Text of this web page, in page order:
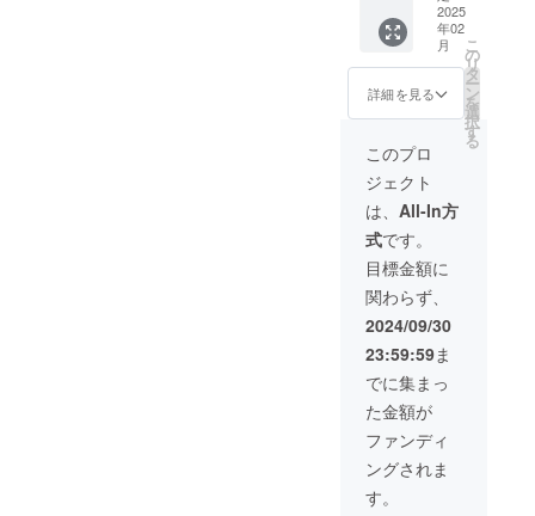
スにお
送りい
たしま
ト(デー
タ)を5
枚記載
されて
いる
スにお
たしま
す。 脚
本デー
タを提
供 ・脚
本(決定
稿)の
PDF
を記載
されて
いる
メール
アドレ
スにお
送りい
や企業
名も
可。 ・
文字の
み、ロ
掲載は
不可。
・支援
時、必
ず備考
欄に希
望され
るお名
前をご
記入く
ださ
い。
キャス
トオフ
ショッ
ト ・撮
影時の
オフ
督の永
田と脚
本の夜
終から
感謝の
気持ち
を込め
たメー
ルを送
らせて
いただ
きま
す。 エ
ンド
ロール
記名 ・
エンド
ロール
に支援
者様の
お名前
を掲載
しま
す。 ・
団体名
ト ・脚
本デー
タを提
供 ・上
映会に
ご招待
・脚本
提供 ・
オリジ
ナルフ
ライ
ヤー提
供 ・完
成作品
のDVD
or Blu-
ray ・
小説版
「沈む
すいか
に気付
かない
ふりを
した」
送付
2025
年02
月
詳細を見る
こ
の
リ
タ
ー
ン
を
選
択
す
る
このプロ
ジェクト
は、 All-In方
式です。
目標金額に
関わらず、
2024/09/30
23:59:59ま
でに集まっ
た金額が
ファンディ
ングされま
す。